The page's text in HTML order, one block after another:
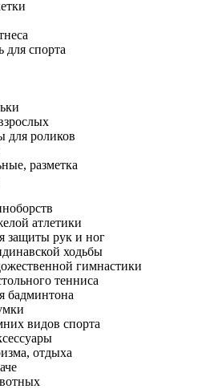
для спорта
для роликов
разметка
атлетики
защиты рук и ног
ходьбы
гимнастики
тенниса
бадминтона
видов спорта
отдыха